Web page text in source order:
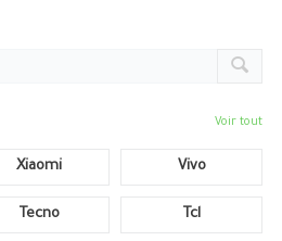
Voir tout
Xiaomi Vivo
Tecno Tcl